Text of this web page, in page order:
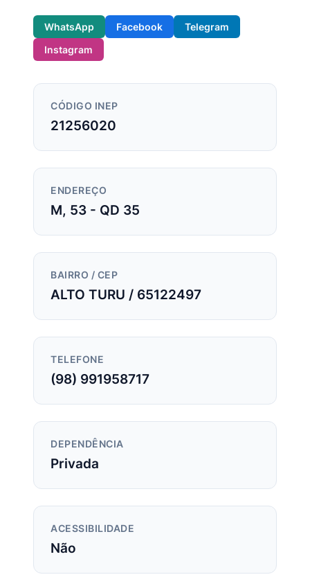
WhatsApp Facebook
Telegram
Instagram
CÓDIGO INEP
21256020
ENDEREÇO
M, 53 - QD 35
BAIRRO / CEP
ALTO TURU / 65122497
TELEFONE
(98) 991958717
DEPENDÊNCIA
Privada
ACESSIBILIDADE
Não